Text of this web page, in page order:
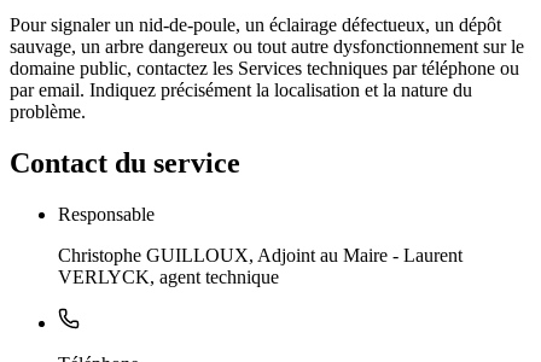
Pour signaler un nid-de-poule, un éclairage défectueux, un dépôt
sauvage, un arbre dangereux ou tout autre dysfonctionnement sur le
domaine public, contactez les Services techniques par téléphone ou
par email. Indiquez précisément la localisation et la nature du
problème.
Contact du service
Responsable
Christophe GUILLOUX, Adjoint au Maire - Laurent
VERLYCK, agent technique